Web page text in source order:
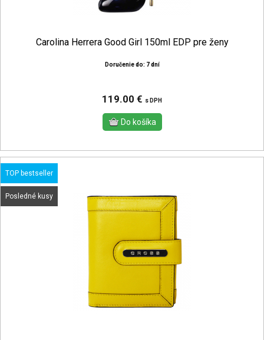
Carolina Herrera Good Girl 150ml EDP pre ženy
Doručenie do: 7 dní
119.00 € s DPH
TOP bestseller
Posledné kusy